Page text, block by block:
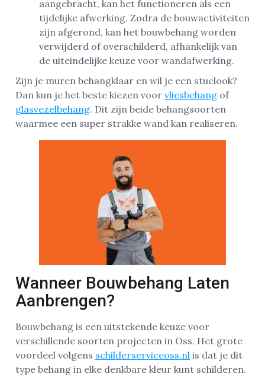
aangebracht, kan het functioneren als een
tijdelijke afwerking. Zodra de bouwactiviteiten
zijn afgerond, kan het bouwbehang worden
verwijderd of overschilderd, afhankelijk van
de uiteindelijke keuze voor wandafwerking.
Zijn je muren behangklaar en wil je een stuclook?
Dan kun je het beste kiezen voor vliesbehang of
glasvezelbehang. Dit zijn beide behangsoorten
waarmee een super strakke wand kan realiseren.
Wanneer Bouwbehang Laten
Aanbrengen?
Bouwbehang is een uitstekende keuze voor
verschillende soorten projecten in Oss. Het grote
voordeel volgens schilderserviceoss.nl is dat je dit
type behang in elke denkbare kleur kunt schilderen.